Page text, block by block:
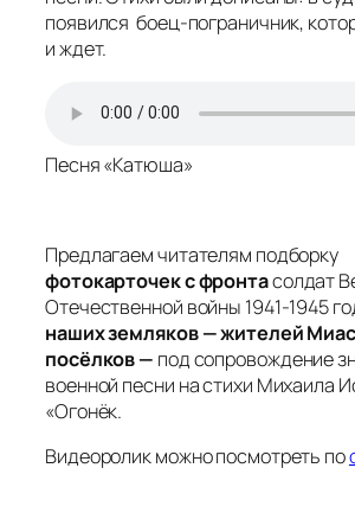
появился боец-пограничник,
и ждет.
Песня «Катюша»
Предлагаем читателям подборку
фотокарточек с фронтасолдат
Отечественной войны 1941-1945
наших земляков — жителей
посёлков — под сопровождение
военной песни на стихи Михаила
«Огонёк.
Видеоролик можно посмотреть по